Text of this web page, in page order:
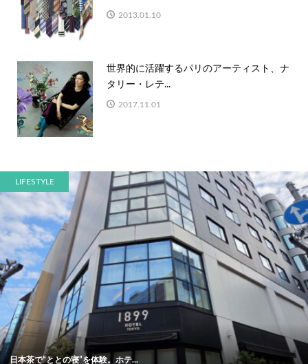
2013.01.10
世界的に活躍するパリのアーティスト、ナ
タリー・レテ...
2017.11.01
LIFESTYLE
日本茶で“ととの寝”を体験。ホテ...